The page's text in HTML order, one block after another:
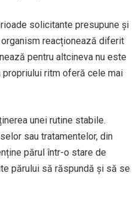
solicitante presupune și
reacționează diferit
pentru altcineva nu este
propriului ritm oferă cele mai
unei rutine stabile.
sau tratamentelor, din
părul într-o stare de
părului să răspundă și să se